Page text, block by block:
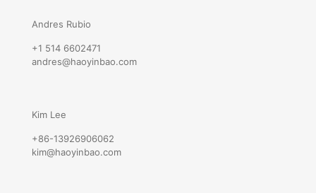
Andres Rubio
+1 514 6602471
andres@haoyinbao.com
Kim Lee
+86-13926906062
kim@haoyinbao.com